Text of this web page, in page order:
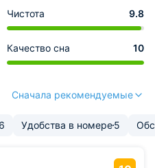
Чистота 9.8
Качество сна 10
Сначала рекомендуемые
6 Удобства в номере5